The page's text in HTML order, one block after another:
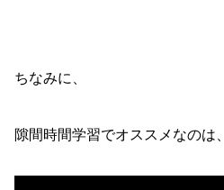
ちなみに、
隙間時間学習でオススメなのは、